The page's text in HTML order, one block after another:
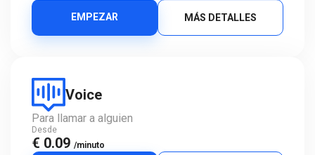
EMPEZAR MÁS DETALLES
Voice
Para llamar a alguien
Desde
€ 0.09 /minuto